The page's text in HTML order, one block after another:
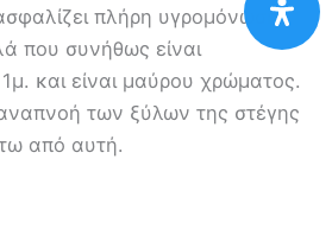
πλήρη υγρομόνωση.
που συνήθως είναι
και είναι μαύρου χρώματος.
αναπνοή των ξύλων της στέγης
από αυτή.